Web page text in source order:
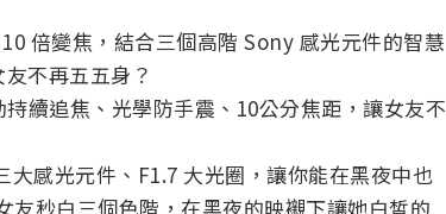
倍變焦，結合三個高階 Sony 感光元件的智慧
不再五五身？
續追焦、光學防手震、10公分焦距，讓女友不
感光元件、F1.7 大光圈，讓你能在黑夜中也
秒白三個色階，在黑夜的映襯下讓她白皙的